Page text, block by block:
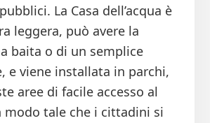
La Casa dell’acqua è
leggera, può avere la
baita o di un semplice
e viene installata in parchi,
aree di facile accesso al
modo tale che i cittadini si